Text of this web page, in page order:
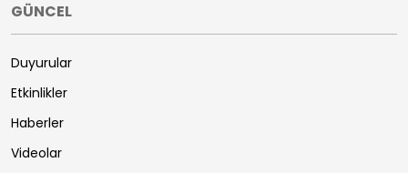
GÜNCEL
Duyurular
Etkinlikler
Haberler
Videolar